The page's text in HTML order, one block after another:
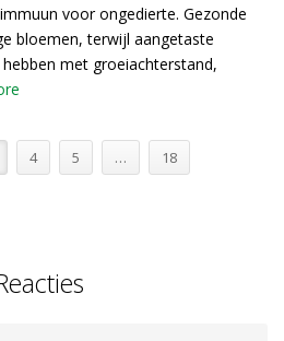
voor ongedierte. Gezonde
bloemen, terwijl aangetaste
met groeiachterstand,
4 5 … 18